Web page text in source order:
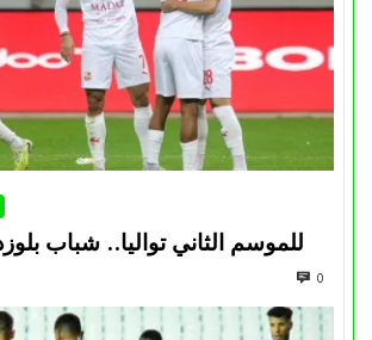
للموسم الثاني تواليا.. شباب
0